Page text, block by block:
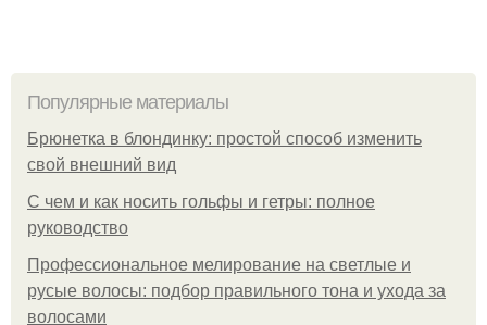
Популярные материалы
Брюнетка в блондинку: простой способ изменить
свой внешний вид
С чем и как носить гольфы и гетры: полное
руководство
Профессиональное мелирование на светлые и
русые волосы: подбор правильного тона и ухода за
волосами